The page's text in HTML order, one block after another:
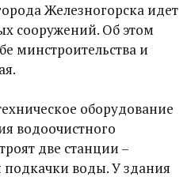
Железногорска идет
сооружений. Об этом
минстроительства и
оборудование
водоочистного
две станции –
воды. У здания